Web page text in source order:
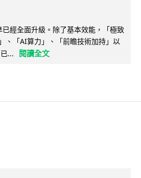
經全面升級。除了基本效能，「極致
、「AI算力」、「前瞻技術加持」以
...
閱讀全文